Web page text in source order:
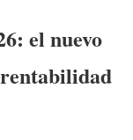
el nuevo